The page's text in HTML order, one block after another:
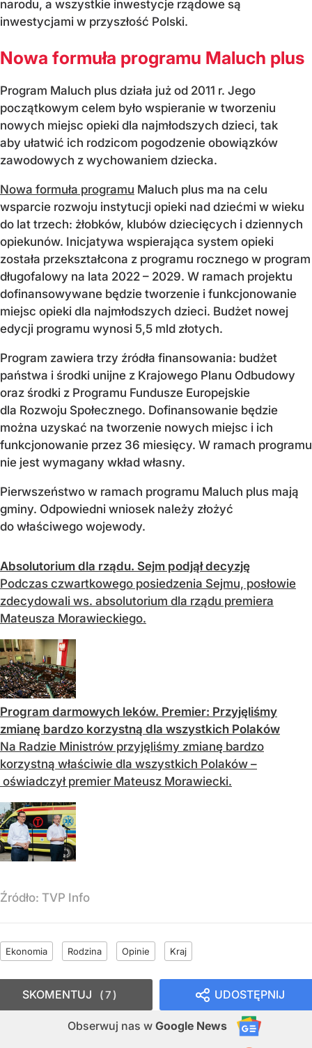
narodu, a wszystkie inwestycje rządowe są
inwestycjami w przyszłość Polski.
Nowa formuła programu Maluch plus
Program Maluch plus działa już od 2011 r. Jego
początkowym celem było wspieranie w tworzeniu
nowych miejsc opieki dla najmłodszych dzieci, tak
aby ułatwić ich rodzicom pogodzenie obowiązków
zawodowych z wychowaniem dziecka.
Nowa formuła programu Maluch plus ma na celu
wsparcie rozwoju instytucji opieki nad dziećmi w wieku
do lat trzech: żłobków, klubów dziecięcych i dziennych
opiekunów. Inicjatywa wspierająca system opieki
została przekształcona z programu rocznego w program
długofalowy na lata 2022 – 2029. W ramach projektu
dofinansowywane będzie tworzenie i funkcjonowanie
miejsc opieki dla najmłodszych dzieci. Budżet nowej
edycji programu wynosi 5,5 mld złotych.
Program zawiera trzy źródła finansowania: budżet
państwa i środki unijne z Krajowego Planu Odbudowy
oraz środki z Programu Fundusze Europejskie
dla Rozwoju Społecznego. Dofinansowanie będzie
można uzyskać na tworzenie nowych miejsc i ich
funkcjonowanie przez 36 miesięcy. W ramach programu
nie jest wymagany wkład własny.
Pierwszeństwo w ramach programu Maluch plus mają
gminy. Odpowiedni wniosek należy złożyć
do właściwego wojewody.
Absolutorium dla rządu. Sejm podjął decyzję
Podczas czwartkowego posiedzenia Sejmu, posłowie
zdecydowali ws. absolutorium dla rządu premiera
Mateusza Morawieckiego.
Program darmowych leków. Premier: Przyjęliśmy
zmianę bardzo korzystną dla wszystkich Polaków
Na Radzie Ministrów przyjęliśmy zmianę bardzo
korzystną właściwie dla wszystkich Polaków –
oświadczył premier Mateusz Morawiecki.
Źródło: TVP Info
Ekonomia Rodzina Opinie Kraj
UDOSTĘPNIJ
Obserwuj nas w Google News
SKOMENTUJ 7